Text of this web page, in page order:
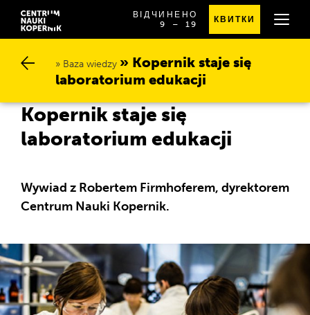
ВІДЧИНЕНО
OD
GODZINY
19:00
9 ⁠–⁠ 19
SPRAWDŹ
SZCZEGÓŁOWE
КВИТКИ
Baza wiedzy
Kopernik staje się l
aboratorium edukacji
Kopernik staje się
laboratorium edukacji
Wywiad z Robertem Firmhoferem, dyrektorem
Centrum Nauki Kopernik.